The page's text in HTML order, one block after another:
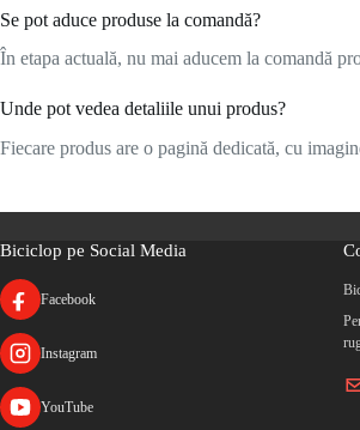
Se pot aduce produse la comandă?
În etapa actuală, nu mai aducem la comandă
Unde pot vedea detaliile unui produs?
Fiecare produs are o pagină dedicată, cu
Biciclop pe Social Media
Facebook
Instagram
YouTube